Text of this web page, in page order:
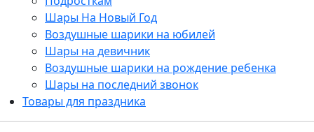
Шары На Новый Год
Воздушные шарики на юбилей
Шары на девичник
Воздушные шарики на рождение ребенка
Шары на последний звонок
Товары для праздника